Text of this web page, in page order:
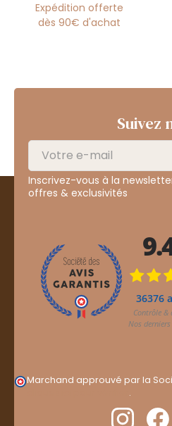
Expédition offerte
dès 90€ d'achat
Suivez
Inscrivez-vous à la
offres & exclusivités
Marchand approuvé par la
.